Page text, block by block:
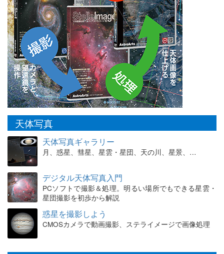
天体写真
天体写真ギャラリー
月、惑星、彗星、星雲・星団、天の川、星景、…
デジタル天体写真入門
PCソフトで撮影＆処理。明るい場所でもできる星雲・
星団撮影を初歩から解説
惑星を撮影しよう
CMOSカメラで動画撮影、ステライメージで画像処理